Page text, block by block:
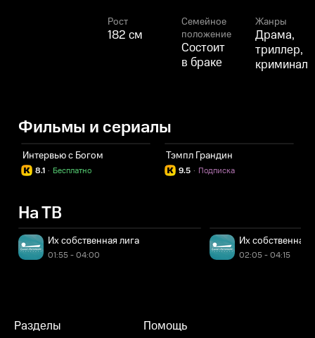
Рост
182 см
Семейное
положение
Состоит
в браке
Жанры
Драма,
триллер,
криминал
Фильмы и сериалы
Интервью с Богом
8.1 Бесплатно
·
Тэмпл Грандин
9.5 Подписка
·
На ТВ
Их собственная лига
01:55 - 04:00
Их собственная
02:05 - 04:15
Разделы Помощь